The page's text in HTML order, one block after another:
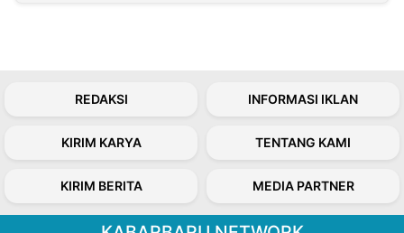
REDAKSI INFORMASI IKLAN
KIRIM KARYA TENTANG KAMI
KIRIM BERITA MEDIA PARTNER